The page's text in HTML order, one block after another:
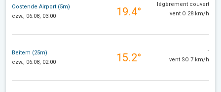
Oostende Airport (5m)
czw., 06.08, 03:00
19.4°
légèrement couvert
vent O 28 km/h
Beitem (25m)
czw., 06.08, 02:00
15.2°
-
vent SO 7 km/h